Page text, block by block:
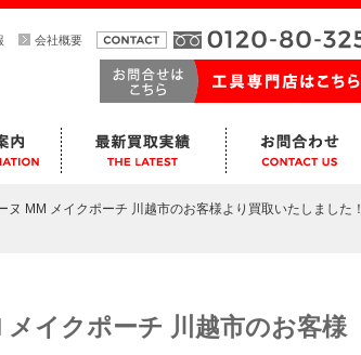
会社概要
ヌ MM メイクポーチ 川越市のお客様より買取いたしました！
イクポーチ 川越市のお客様